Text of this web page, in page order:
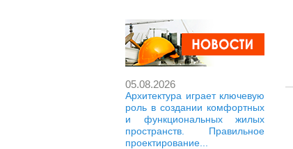
05.08.2026
Архитектура играет ключевую
роль в создании комфортных
и функциональных жилых
пространств. Правильное
проектирование...